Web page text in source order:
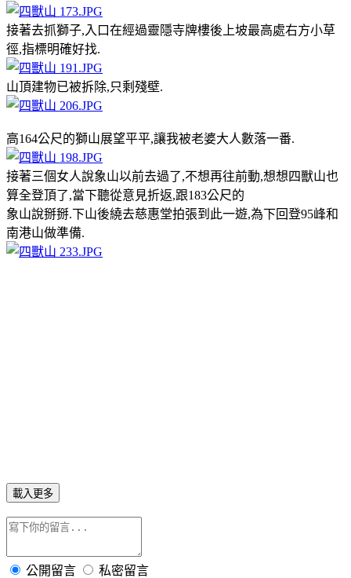
接著去抓獅子,入口在經過靈隱寺牌樓後上坡最高處右方小草
徑,指標明確好找.
山頂建物已被拆除,只剩殘壁.
高164公尺的獅山展望平平,讓我被老婆大人數落一番.
接著三個女人說象山以前去過了,不想再往前動,想想四獸山也
算全登頂了,當下聽從意見折返,跟183公尺的
象山說掰掰.下山後繞去慈惠堂拍張到此一遊,為下回登95峰和
南港山做準備.
載入更多
公開留言 私密留言